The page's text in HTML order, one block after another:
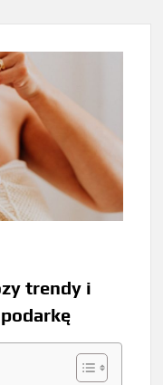
trendy i